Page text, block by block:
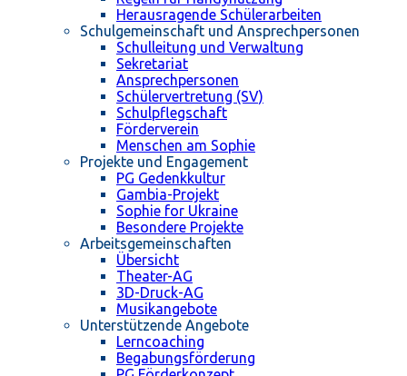
Herausragende Schülerarbeiten
Schulgemeinschaft und Ansprechpersonen
Schulleitung und Verwaltung
Sekretariat
Ansprechpersonen
Schülervertretung (SV)
Schulpflegschaft
Förderverein
Menschen am Sophie
Projekte und Engagement
PG Gedenkkultur
Gambia-Projekt
Sophie for Ukraine
Besondere Projekte
Arbeitsgemeinschaften
Übersicht
Theater-AG
3D-Druck-AG
Musikangebote
Unterstützende Angebote
Lerncoaching
Begabungsförderung